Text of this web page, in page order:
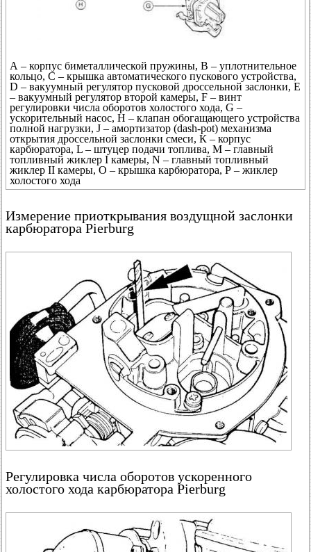
А – корпус биметаллической пружины, В – уплотнительное
кольцо, С – крышка автоматического пускового устройства,
D – вакуумный регулятор пусковой дроссельной заслонки, Е
– вакуумный регулятор второй камеры, F – винт
регулировки числа оборотов холостого хода, G –
ускорительный насос, Н – клапан обогащающего устройства
полной нагрузки, J – амортизатор (dash-pot) механизма
открытия дроссельной заслонки смеси, К – корпус
карбюратора, L – штуцер подачи топлива, М – главный
топливный жиклер I камеры, N – главный топливный
жиклер II камеры, О – крышка карбюратора, Р – жиклер
холостого хода
Измерение приоткрывания воздущной заслонки
карбюратора Pierburg
Регулировка числа оборотов ускоренного
холостого хода карбюратора Pierburg